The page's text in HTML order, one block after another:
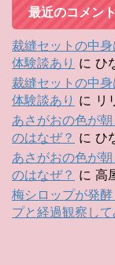
最近のコメント
裁縫セットの中
体験談あり に ひ
裁縫セットの中
体験談あり に リ
あさがおの色が
のはなぜ？ に ひ
あさがおの色が
のはなぜ？ に 高
梅シロップが発
プと経過観察して